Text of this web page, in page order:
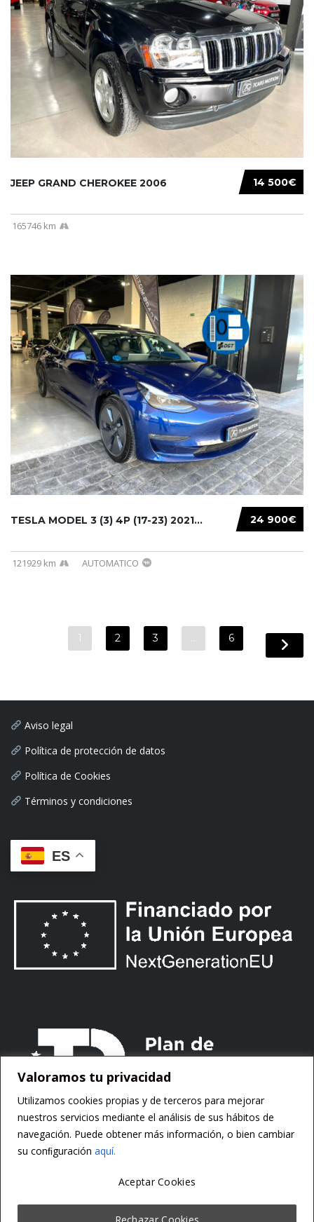
Valoramos tu privacidad
Utilizamos cookies propias y de terceros para mejorar
nuestros servicios mediante el análisis de sus hábitos de
navegación. Puede obtener más información, o bien cambiar
su conﬁguración aquí.
Rechazar Cookies
Aceptar Cookies
14 500€
JEEP GRAND CHEROKEE 2006
165746 km
24 900€
TESLA MODEL 3 (3) 4P (17-23) 2021...
121929 km AUTOMATICO
1 2 3 … 6
Aviso legal
Política de protección de datos
Política de Cookies
Términos y condiciones
ES